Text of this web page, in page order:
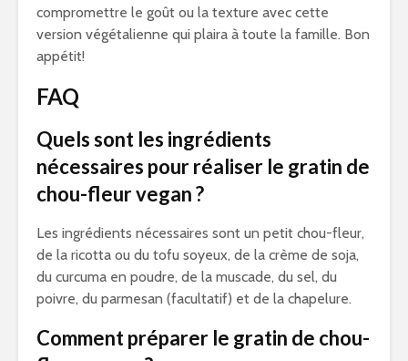
compromettre le goût ou la texture avec cette
version végétalienne qui plaira à toute la famille. Bon
appétit!
FAQ
Quels sont les ingrédients
nécessaires pour réaliser le gratin de
chou-fleur vegan ?
Les ingrédients nécessaires sont un petit chou-fleur,
de la ricotta ou du tofu soyeux, de la crème de soja,
du curcuma en poudre, de la muscade, du sel, du
poivre, du parmesan (facultatif) et de la chapelure.
Comment préparer le gratin de chou-